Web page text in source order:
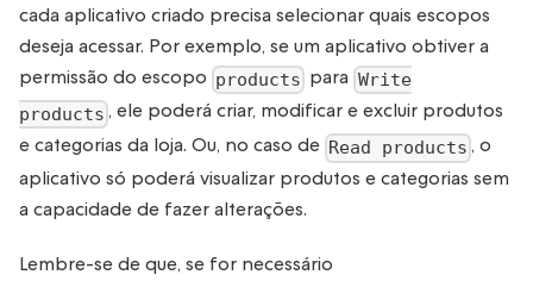
cada aplicativo criado precisa selecionar quais escopos
deseja acessar. Por exemplo, se um aplicativo obtiver a
permissão do escopo products para Write
products , ele poderá criar, modificar e excluir produtos
e categorias da loja. Ou, no caso de Read products , o
aplicativo só poderá visualizar produtos e categorias sem
a capacidade de fazer alterações.
Lembre-se de que, se for necessário